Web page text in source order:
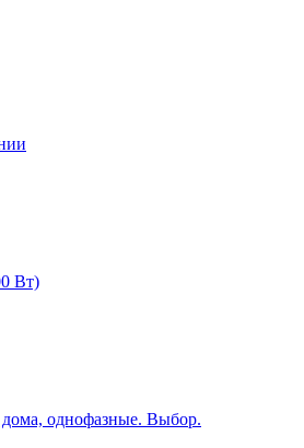
Вт)
однофазные. Выбор.